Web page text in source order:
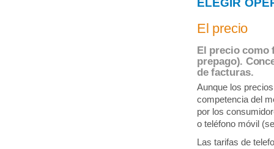
ELEGIR
El precio
El precio como
prepago).
de facturas.
Aunque los
competencia del
por los
o teléfono móvil
Las tarifas de